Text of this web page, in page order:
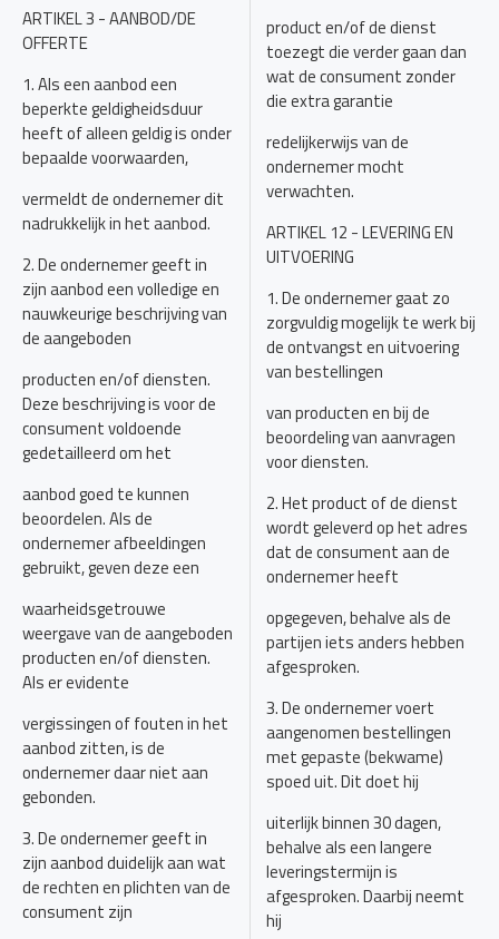
ARTIKEL 3 - AANBOD/DE
OFFERTE
1. Als een aanbod een
beperkte geldigheidsduur
heeft of alleen geldig is onder
bepaalde voorwaarden,
vermeldt de ondernemer dit
nadrukkelijk in het aanbod.
2. De ondernemer geeft in
zijn aanbod een volledige en
nauwkeurige beschrijving van
de aangeboden
producten en/of diensten.
Deze beschrijving is voor de
consument voldoende
gedetailleerd om het
aanbod goed te kunnen
beoordelen. Als de
ondernemer afbeeldingen
gebruikt, geven deze een
waarheidsgetrouwe
weergave van de aangeboden
producten en/of diensten.
Als er evidente
vergissingen of fouten in het
aanbod zitten, is de
ondernemer daar niet aan
gebonden.
3. De ondernemer geeft in
zijn aanbod duidelijk aan wat
de rechten en plichten van de
consument zijn
product en/of de dienst
toezegt die verder gaan dan
wat de consument zonder
die extra garantie
redelijkerwijs van de
ondernemer mocht
verwachten.
ARTIKEL 12 - LEVERING EN
UITVOERING
1. De ondernemer gaat zo
zorgvuldig mogelijk te werk bij
de ontvangst en uitvoering
van bestellingen
van producten en bij de
beoordeling van aanvragen
voor diensten.
2. Het product of de dienst
wordt geleverd op het adres
dat de consument aan de
ondernemer heeft
opgegeven, behalve als de
partijen iets anders hebben
afgesproken.
3. De ondernemer voert
aangenomen bestellingen
met gepaste (bekwame)
spoed uit. Dit doet hij
uiterlijk binnen 30 dagen,
behalve als een langere
leveringstermijn is
afgesproken. Daarbij neemt
hij